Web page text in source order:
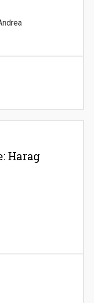
Harag